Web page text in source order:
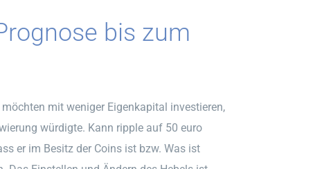
bis zum
mit weniger Eigenkapital investieren,
würdigte. Kann ripple auf 50 euro
er im Besitz der Coins ist bzw. Was ist